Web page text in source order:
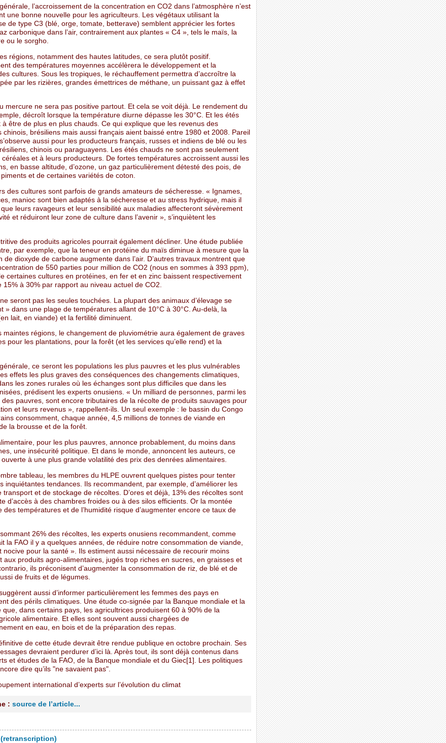
l’accroissement de la concentration en CO2 dans l’atmosphère n’est
une bonne nouvelle pour les agriculteurs. Les végétaux utilisant la
de type C3 (blé, orge, tomate, betterave) semblent apprécier les fortes
carbonique dans l’air, contrairement aux plantes « C4 », tels le maïs, la
ou le sorgho.
régions, notamment des hautes latitudes, ce sera plutôt positif.
des températures moyennes accélèrera le développement et la
cultures. Sous les tropiques, le réchauffement permettra d’accroître la
par les rizières, grandes émettrices de méthane, un puissant gaz à effet
mercure ne sera pas positive partout. Et cela se voit déjà. Le rendement du
décroît lorsque la température diurne dépasse les 30°C. Et les étés
à être de plus en plus chauds. Ce qui explique que les revenus des
chinois, brésiliens mais aussi français aient baissé entre 1980 et 2008. Pareil
aussi pour les producteurs français, russes et indiens de blé ou les
chinois ou paraguayens. Les étés chauds ne sont pas seulement
céréales et à leurs producteurs. De fortes températures accroissent aussi les
en basse altitude, d’ozone, un gaz particulièrement détesté des pois, de
piments et de certaines variétés de coton.
des cultures sont parfois de grands amateurs de sécheresse. « Ignames,
manioc sont bien adaptés à la sécheresse et au stress hydrique, mais il
leurs ravageurs et leur sensibilité aux maladies affecteront sévèrement
et réduiront leur zone de culture dans l’avenir », s’inquiètent les
des produits agricoles pourrait également décliner. Une étude publiée
par exemple, que la teneur en protéine du maïs diminue à mesure que la
de dioxyde de carbone augmente dans l’air. D’autres travaux montrent que
de 550 parties pour million de CO2 (nous en sommes à 393 ppm),
certaines cultures en protéines, en fer et en zinc baissent respectivement
15% à 30% par rapport au niveau actuel de CO2.
seront pas les seules touchées. La plupart des animaux d’élevage se
» dans une plage de températures allant de 10°C à 30°C. Au-delà, la
lait, en viande) et la fertilité diminuent.
maintes régions, le changement de pluviométrie aura également de graves
pour les plantations, pour la forêt (et les services qu’elle rend) et la
générale, ce seront les populations les plus pauvres et les plus vulnérables
effets les plus graves des conséquences des changements climatiques,
les zones rurales où les échanges sont plus difficiles que dans les
prédisent les experts onusiens. « Un milliard de personnes, parmi les
des pauvres, sont encore tributaires de la récolte de produits sauvages pour
et leurs revenus », rappellent-ils. Un seul exemple : le bassin du Congo
consomment, chaque année, 4,5 millions de tonnes de viande en
la brousse et de la forêt.
alimentaire, pour les plus pauvres, annonce probablement, du moins dans
une insécurité politique. Et dans le monde, annoncent les auteurs, ce
à une plus grande volatilité des prix des denrées alimentaires.
tableau, les membres du HLPE ouvrent quelques pistes pour tenter
inquiétantes tendances. Ils recommandent, par exemple, d’améliorer les
transport et de stockage de récoltes. D’ores et déjà, 13% des récoltes sont
d’accès à des chambres froides ou à des silos efficients. Or la montée
des températures et de l’humidité risque d’augmenter encore ce taux de
26% des récoltes, les experts onusiens recommandent, comme
la FAO il y a quelques années, de réduire notre consommation de viande,
nocive pour la santé ». Ils estiment aussi nécessaire de recourir moins
aux produits agro-alimentaires, jugés trop riches en sucres, en graisses et
ils préconisent d’augmenter la consommation de riz, de blé et de
de fruits et de légumes.
aussi d’informer particulièrement les femmes des pays en
des périls climatiques. Une étude co-signée par la Banque mondiale et la
que, dans certains pays, les agricultrices produisent 60 à 90% de la
alimentaire. Et elles sont souvent aussi chargées de
en eau, en bois et de la préparation des repas.
de cette étude devrait être rendue publique en octobre prochain. Ses
devraient perdurer d’ici là. Après tout, ils sont déjà contenus dans
et études de la FAO, de la Banque mondiale et du Giec[1]. Les politiques
dire qu’ils "ne savaient pas".
international d’experts sur l’évolution du climat
: source de l’article...